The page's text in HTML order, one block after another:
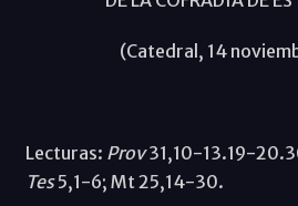
(Catedral, 14
Lecturas: Prov31,10-13.19-
Tes5,1-6; Mt 25,14-30.